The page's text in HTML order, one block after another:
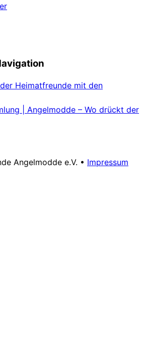
Heimatfreunde mit den
| Angelmodde – Wo drückt der
Angelmodde e.V. • Impressum